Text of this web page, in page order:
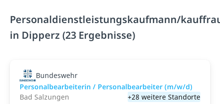
Personaldienstleistungskaufmann/
in Dipperz (23 Ergebnisse)
Bundeswehr
Personalbearbeiterin / Personalbearbeiter (m/w/d)
Bad Salzungen
+28 weitere Standorte